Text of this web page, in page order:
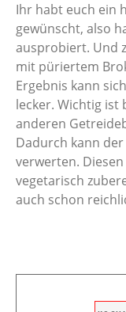
Ihr habt euch ein
gewünscht, also
ausprobiert. Und
mit püriertem
Ergebnis kann
lecker. Wichtig ist
anderen
Dadurch kann
verwerten.
vegetarisch
auch schon